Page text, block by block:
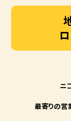
ニ
最寄りの営